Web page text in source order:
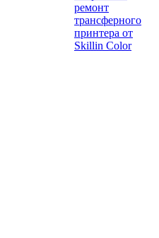
ремонт
трансферного
принтера от
Skillin Color